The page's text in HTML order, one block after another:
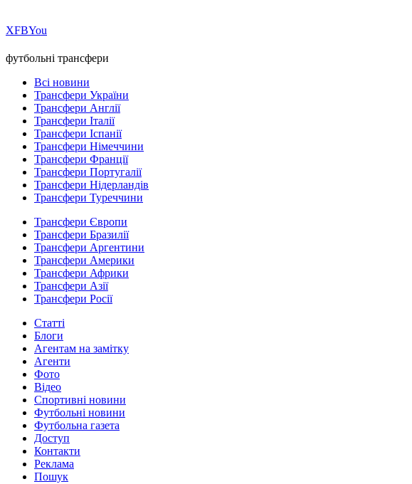
ХFBYou
футбольні трансфери
Всі новини
Трансфери України
Трансфери Англії
Трансфери Італії
Трансфери Іспанії
Трансфери Німеччини
Трансфери Франції
Трансфери Португалії
Трансфери Нідерландів
Трансфери Туреччини
Трансфери Європи
Трансфери Бразилії
Трансфери Аргентини
Трансфери Америки
Трансфери Африки
Трансфери Азії
Трансфери Росії
Статті
Блоги
Агентам на замітку
Агенти
Фото
Відео
Спортивні новини
Футбольні новини
Футбольна газета
Доступ
Контакти
Реклама
Пошук